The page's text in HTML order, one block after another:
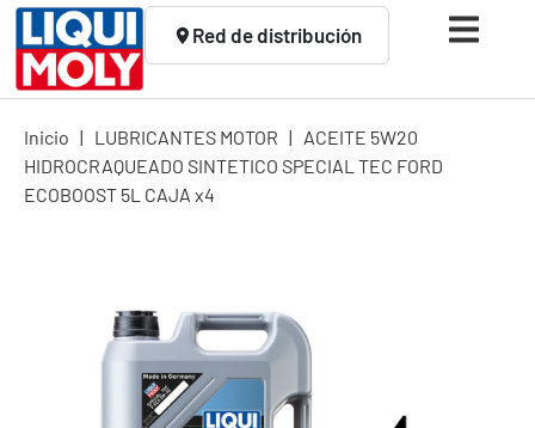
Red de distribución
Inicio | LUBRICANTES MOTOR | ACEITE 5W20
HIDROCRAQUEADO SINTETICO SPECIAL TEC FORD
ECOBOOST 5L CAJA x4